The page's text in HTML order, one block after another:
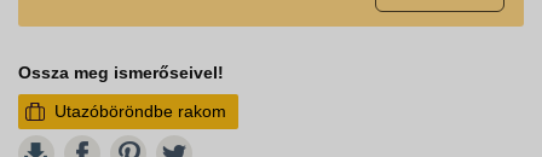
Ossza meg ismerőseivel!
Utazóböröndbe rakom